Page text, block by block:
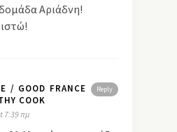
Αριάδνη!
Reply
/ GOOD FRANCE
COOK
7:39 πμ